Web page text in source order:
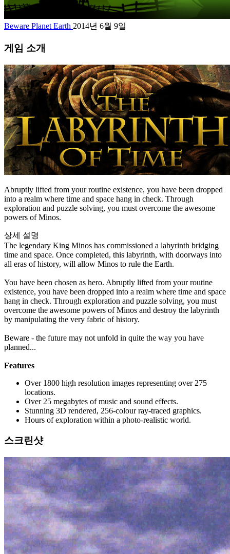
Beware Planet Earth 2014년 6월 9일
게임 소개
Abruptly lifted from your routine existence, you have been dropped
into a realm where time and space hang in check. Through
exploration and puzzle solving, you must overcome the awesome
powers of Minos.
상세 설명
The legendary King Minos has commissioned a labyrinth bridging
time and space. Once completed, this labyrinth, with doorways into
all eras of history, will allow Minos to rule the Earth.
You have been chosen as hero. Abruptly lifted from your routine
existence, you have been dropped into a realm where time and space
hang in check. Through exploration and puzzle solving, you must
overcome the awesome powers of Minos and destroy the labyrinth
by manipulating the very fabric of history.
Beware - the future may not unfold in quite the way you have
planned...
Features
Over 1800 high resolution images representing over 275
locations.
Over 25 megabytes of music and sound effects.
Stunning 3D rendered, 256-colour ray-traced graphics.
Hours of exploration within a photo-realistic world.
스크린샷